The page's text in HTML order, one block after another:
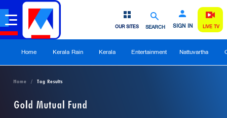
SEARCH SIGN IN
OUR SITES LIVE TV
Home Kerala Rain Kerala Entertainment Nattuvartha
Home Tag Results
Gold Mutual Fund